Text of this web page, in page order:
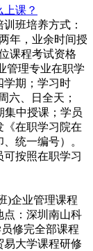
课？
班培养方式：
年，业余时间授
课程考试资格
管理专业在职学
学期；学习时
六、日全天；
集中授课；学员
《在职学习院在
统一编号）。
按照在职学习
)企业管理课程
点：深圳南山科
修完全部课程
易大学课程研修